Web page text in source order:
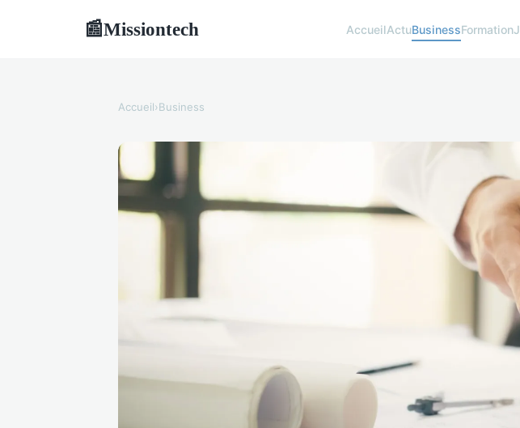
📰Missiontech AccueilActuBusinessFormation
Accueil›Business